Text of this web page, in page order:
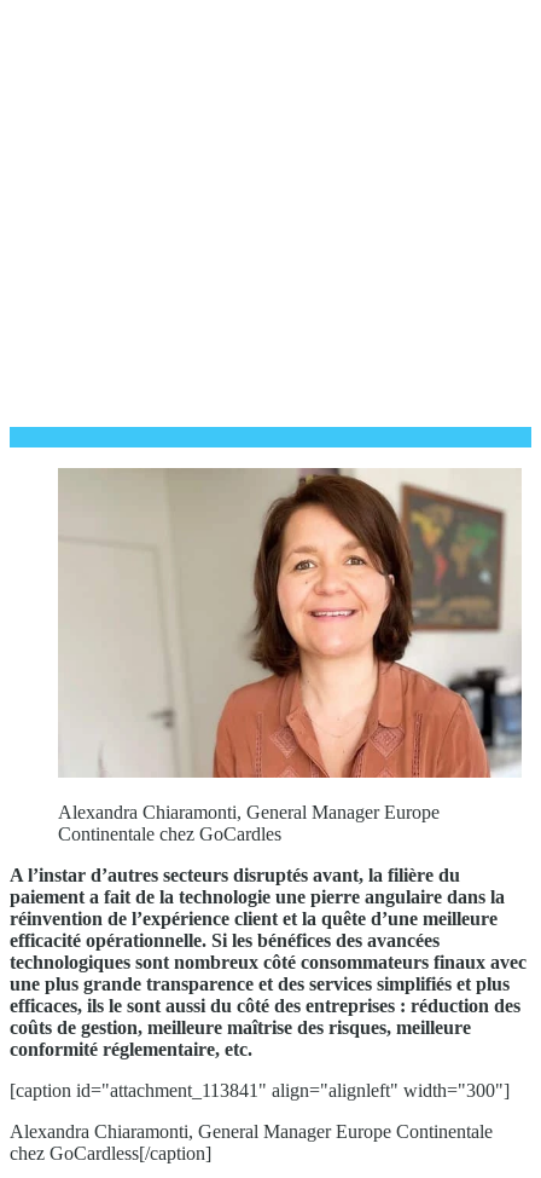
Alexandra Chiaramonti, General Manager Europe
Continentale chez GoCardles
A l’instar d’autres secteurs disruptés avant, la filière du
paiement a fait de la technologie une pierre angulaire dans la
réinvention de l’expérience client et la quête d’une meilleure
efficacité opérationnelle. Si les bénéfices des avancées
technologiques sont nombreux côté consommateurs finaux avec
une plus grande transparence et des services simplifiés et plus
efficaces, ils le sont aussi du côté des entreprises : réduction des
coûts de gestion, meilleure maîtrise des risques, meilleure
conformité réglementaire, etc.
[caption id="attachment_113841" align="alignleft" width="300"]
Alexandra Chiaramonti, General Manager Europe Continentale
chez GoCardless[/caption]